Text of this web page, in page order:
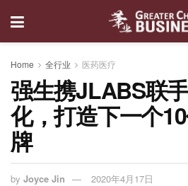
Home 全行业 医药医疗
强生携JLABS联
化，打造下一个
牌
by Joyce Jin 2020年4月17日